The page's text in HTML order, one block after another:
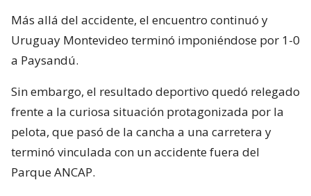
Más allá del accidente, el encuentro continuó y
Uruguay Montevideo terminó imponiéndose por 1-0
a Paysandú.
Sin embargo, el resultado deportivo quedó relegado
frente a la curiosa situación protagonizada por la
pelota, que pasó de la cancha a una carretera y
terminó vinculada con un accidente fuera del
Parque ANCAP.